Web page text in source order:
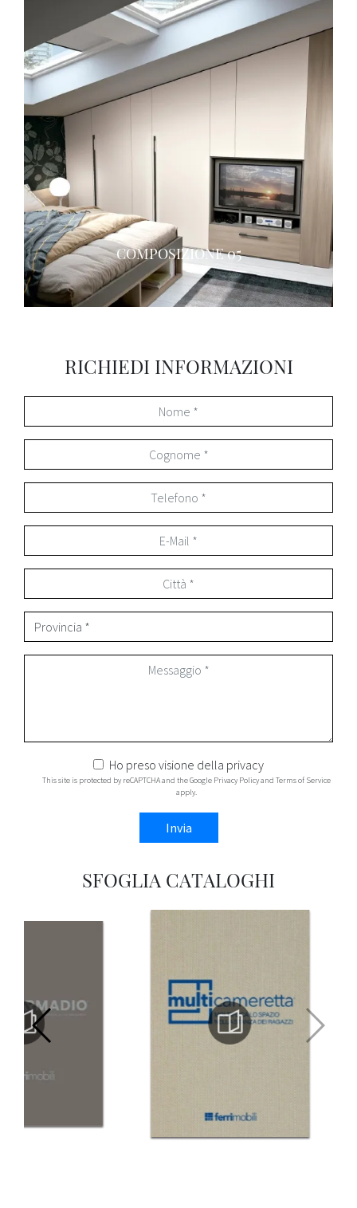
COMPOSIZIONE 05
RICHIEDI INFORMAZIONI
Ho preso visione della privacy
This site is protected by reCAPTCHA and the Google Privacy Policyand Terms of Service
apply.
Invia
SFOGLIA CATALOGHI